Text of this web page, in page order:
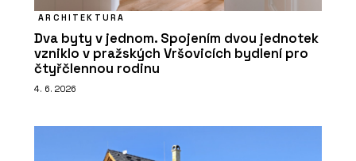
ARCHITEKTURA
Dva byty v jednom. Spojením dvou jednotek
vzniklo v pražských Vršovicích bydlení pro
čtyřčlennou rodinu
4. 6. 2026